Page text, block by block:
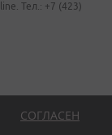
СОГЛАСЕН
Тел.: +7 (423)